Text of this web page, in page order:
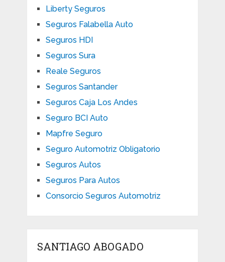
Liberty Seguros
Seguros Falabella Auto
Seguros HDI
Seguros Sura
Reale Seguros
Seguros Santander
Seguros Caja Los Andes
Seguro BCI Auto
Mapfre Seguro
Seguro Automotriz Obligatorio
Seguros Autos
Seguros Para Autos
Consorcio Seguros Automotriz
SANTIAGO ABOGADO